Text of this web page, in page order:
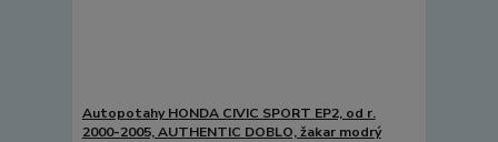
Autopotahy HONDA CIVIC SPORT EP2, od r.
2000-2005, AUTHENTIC DOBLO, žakar modrý